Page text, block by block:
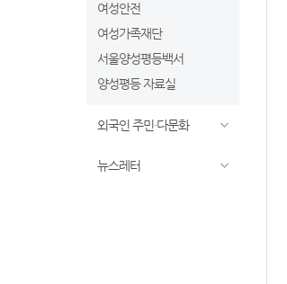
여성안전
여성가족재단
서울양성평등백서
양성평등 자료실
외국인 주민·다문화
뉴스레터